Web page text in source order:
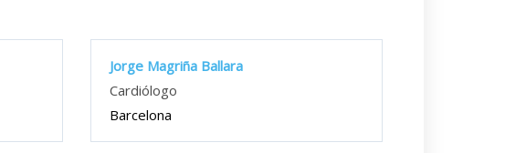
Jorge Magriña Ballara
Cardiólogo
Barcelona